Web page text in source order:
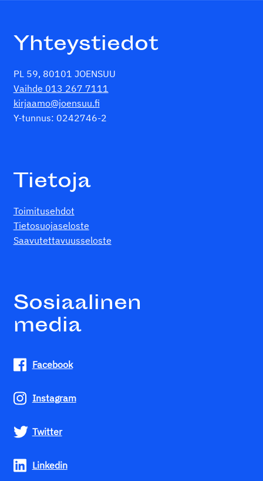
Yhteystiedot
PL 59, 80101 JOENSUU
Vaihde 013 267 7111
kirjaamo@joensuu.fi
Y-tunnus: 0242746-2
Tietoja
Toimitusehdot
Tietosuojaseloste
Saavutettavuusseloste
Sosiaalinen
media
Facebook
Instagram
Twitter
Linkedin